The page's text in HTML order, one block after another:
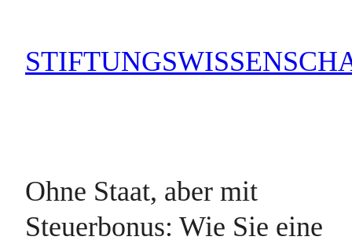
springen
Ohne Staat, aber mit
Steuerbonus: Wie Sie eine